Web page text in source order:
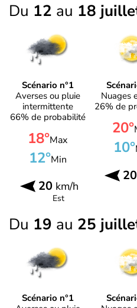
Du 12 au 18
Scénario n°1
Averses ou pluie
intermittente
66% de probabilité
18°Max
12°Min
20km/h
Est
Nuages
26% de
20°
10°
20
Du 19 au 25
Scénario n°1